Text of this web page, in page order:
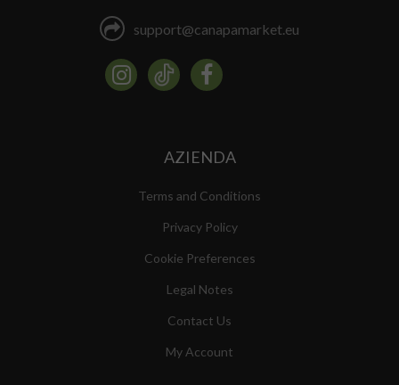
support@canapamarket.eu
AZIENDA
Terms and Conditions
Privacy Policy
Cookie Preferences
Legal Notes
Contact Us
My Account